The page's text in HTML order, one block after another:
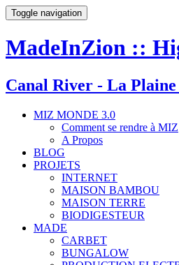
Toggle navigation
MadeInZion ::
Canal River - La
MIZ MONDE 3.0
Comment se rendre à MIZ
A Propos
BLOG
PROJETS
INTERNET
MAISON BAMBOU
MAISON TERRE
BIODIGESTEUR
MADE
CARBET
BUNGALOW